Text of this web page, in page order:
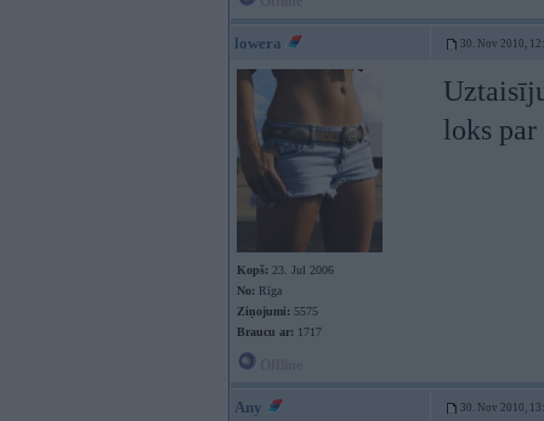
lowera 30. Nov 2010,
Kopš: 23. Jul 2006
No: Rīga
Ziņojumi: 5575
Braucu ar: 1717
loks
Any 30. Nov 2010,